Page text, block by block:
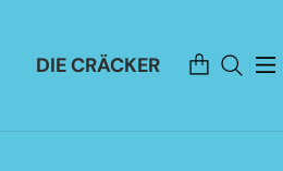
DIE CRÄCKER Artikel
im
Warenkorb